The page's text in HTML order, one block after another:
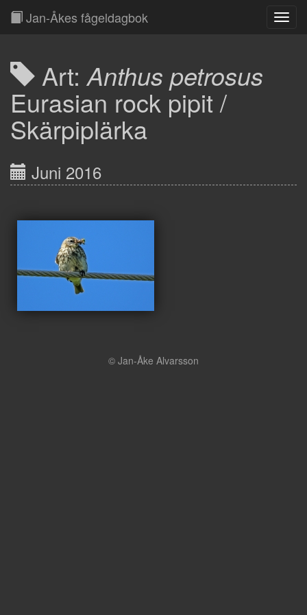
Jan-Åkes fågeldagbok
Art:Anthus petrosus
Eurasian rock pipit /
Skärpiplärka
Juni 2016
© Jan-Åke Alvarsson